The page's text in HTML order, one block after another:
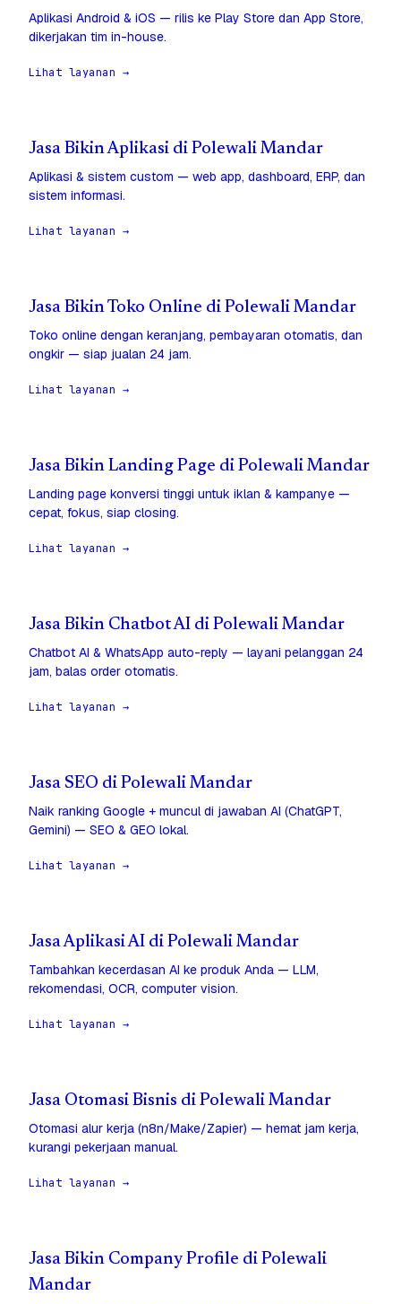
Aplikasi Android & iOS — rilis ke Play Store dan App Store,
dikerjakan tim in-house.
Lihat layanan →
Jasa Bikin Aplikasi di Polewali Mandar
Aplikasi & sistem custom — web app, dashboard, ERP, dan
sistem informasi.
Lihat layanan →
Jasa Bikin Toko Online di Polewali Mandar
Toko online dengan keranjang, pembayaran otomatis, dan
ongkir — siap jualan 24 jam.
Lihat layanan →
Jasa Bikin Landing Page di Polewali Mandar
Landing page konversi tinggi untuk iklan & kampanye —
cepat, fokus, siap closing.
Lihat layanan →
Jasa Bikin Chatbot AI di Polewali Mandar
Chatbot AI & WhatsApp auto-reply — layani pelanggan 24
jam, balas order otomatis.
Lihat layanan →
Jasa SEO di Polewali Mandar
Naik ranking Google + muncul di jawaban AI (ChatGPT,
Gemini) — SEO & GEO lokal.
Lihat layanan →
Jasa Aplikasi AI di Polewali Mandar
Tambahkan kecerdasan AI ke produk Anda — LLM,
rekomendasi, OCR, computer vision.
Lihat layanan →
Jasa Otomasi Bisnis di Polewali Mandar
Otomasi alur kerja (n8n/Make/Zapier) — hemat jam kerja,
kurangi pekerjaan manual.
Lihat layanan →
Jasa Bikin Company Profile di Polewali
Mandar